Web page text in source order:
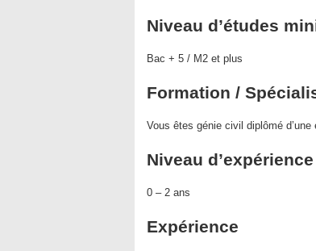
Niveau d’études
Bac + 5 / M2 et plus
Formation /
Vous êtes génie civil diplômé d’une
Niveau
0 – 2 ans
Expérience